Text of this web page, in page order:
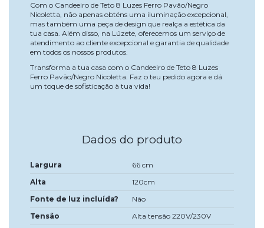
Com o Candeeiro de Teto 8 Luzes Ferro Pavão/Negro
Nicoletta, não apenas obténs uma iluminação excepcional,
mas também uma peça de design que realça a estética da
tua casa. Além disso, na Lúzete, oferecemos um serviço de
atendimento ao cliente excepcional e garantia de qualidade
em todos os nossos produtos.
Transforma a tua casa com o Candeeiro de Teto 8 Luzes
Ferro Pavão/Negro Nicoletta. Faz o teu pedido agora e dá
um toque de sofisticação à tua vida!
Dados do produto
Largura
66 cm
Alta
120cm
Fonte de luz incluída?
Não
Tensão
Alta tensão 220V/230V